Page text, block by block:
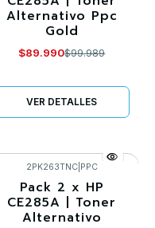
Agotado
Alternativo Ppc
Gold
$89.990$99.989
VER DETALLES
-10%
2PK263TNC| PPC
Pack 2 x HP
CE285A | Toner
Alternativo